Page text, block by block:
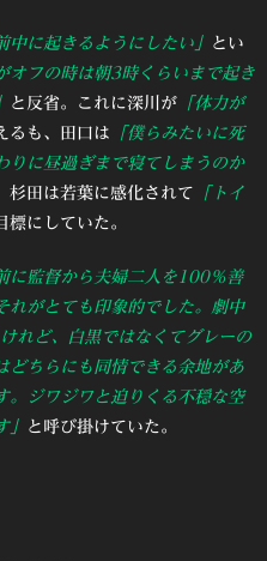
中に起きるようにしたい」 とい
オフの時は朝3時くらいまで起き
と反省。これに深川が「体力が
るも、田口は 「僕らみたいに死
りに昼過ぎまで寝てしまうのか
杉田は若葉に感化されて 「トイ
標にしていた。
に監督から夫婦二人を100％善
れがとても印象的でした。劇中
れど、白黒ではなくてグレーの
どちらにも同情できる余地があ
。ジワジワと迫りくる不穏な空
」 と呼び掛けていた。